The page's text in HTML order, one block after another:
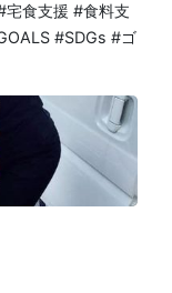
食支援 #食料支
#SDGs #ゴ